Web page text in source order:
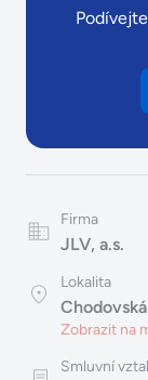
Firma
JLV, a.s.
Lokalita
Zobrazit na
Smluvní